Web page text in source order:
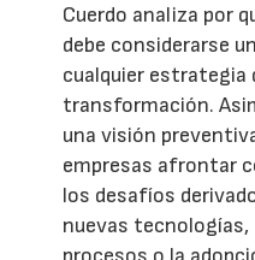
Cuerdo analiza por
debe considerarse
cualquier estrategia
transformación.
una visión
empresas afrontar
los desafíos
nuevas